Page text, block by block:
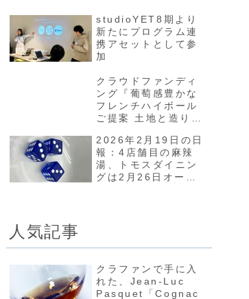
したい！』プロジェ
クトが4月16日から
スタート
studioYET8期より
新たにプログラム連
携アセットとして参
加
クラウドファンディ
ング『葡萄感豊かな
フレンチハイボール
ご提案 土地と造り手
ックを日本へ』プロ
ジェクトが3月26日
からスタート
2026年2月19日の日
報：4店舗目の麻辣
湯、トモスダイニン
グは2月26日オープ
人気記事
クラファンで手に入
れた、Jean-Luc
Pasquet「Cognac